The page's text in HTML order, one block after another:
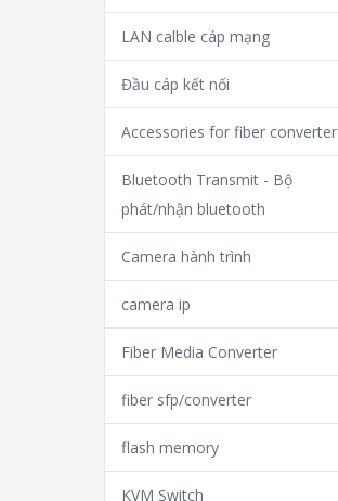
LAN calble cáp mạng
Đầu cáp kết nối
Accessories for fiber converter
Bluetooth Transmit - Bộ
phát/nhận bluetooth
Camera hành trình
camera ip
Fiber Media Converter
fiber sfp/converter
flash memory
KVM Switch